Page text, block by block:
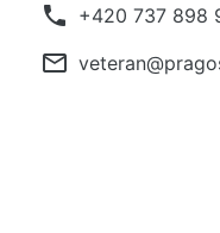
phone +420 737 898
mail_outline